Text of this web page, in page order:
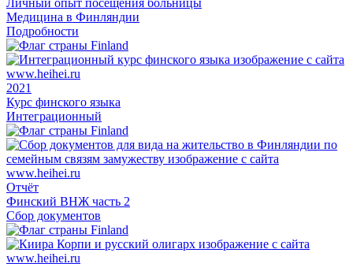
Медицина в Финляндии
Подробности
2021
Курс финского языка
Интеграционный
Отчёт
Финский ВНЖ часть 2
Сбор документов